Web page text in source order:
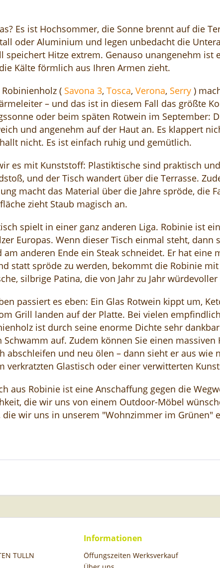
Es ist Hochsommer, die Sonne brennt auf die
oder Aluminium und legen unbedacht die
speichert Hitze extrem. Genauso unangenehm ist
Kälte förmlich aus Ihren Armen zieht.
( Savona 3, Tosca, Verona, Serry )
– und das ist in diesem Fall das größte
oder beim späten Rotwein im September:
und angenehm auf der Haut an. Es klappert
nicht. Es ist einfach ruhig und gemütlich.
es mit Kunststoff: Plastiktische sind praktisch
und der Tisch wandert über die Terrasse.
macht das Material über die Jahre spröde, die
zieht Staub magisch an.
spielt in einer ganz anderen Liga. Robinie ist
Europas. Wenn dieser Tisch einmal steht, dann
anderen Ende ein Steak schneidet. Er hat eine
statt spröde zu werden, bekommt die Robinie mit
silbrige Patina, die von Jahr zu Jahr
passiert es eben: Ein Glas Rotwein kippt um,
Grill landen auf der Platte. Bei vielen
ist durch seine enorme Dichte sehr
auf. Zudem können Sie einen massiven
abschleifen und neu ölen – dann sieht er aus wie
verkratzten Glastisch oder einer verwitterten
aus Robinie ist eine Anschaffung gegen die
die wir uns von einem Outdoor-Möbel
die wir uns in unserem "Wohnzimmer im Grünen"
TULLN
Informationen
Öffungszeiten Werksverkauf